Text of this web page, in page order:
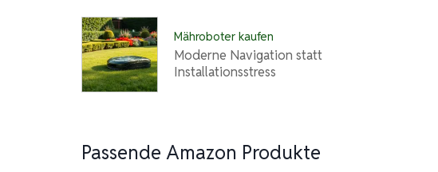
Mähroboter kaufen
Moderne Navigation statt
Installationsstress
Passende Amazon Produkte